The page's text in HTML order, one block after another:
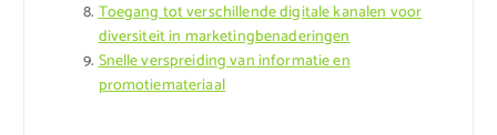
Toegang tot verschillende digitale kanalen voor
diversiteit in marketingbenaderingen
Snelle verspreiding van informatie en
promotiemateriaal